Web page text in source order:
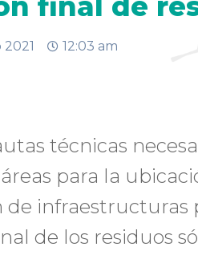
12:03 am
técnicas
para la
infraestructuras
de los residuos